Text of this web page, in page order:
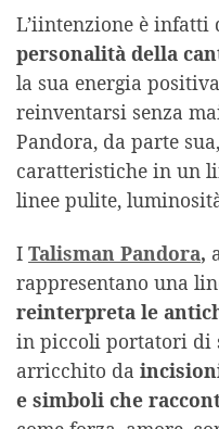
L’iintenzione è infatti
personalità della
la sua energia
reinventarsi senza
Pandora, da parte
caratteristiche in un
linee pulite,
I Talisman Pandora,
rappresentano una
reinterpreta le
in piccoli portatori di
arricchito da
e simboli che